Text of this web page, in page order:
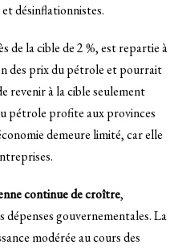
désinflationnistes.
de la cible de 2 %, est repartie à
des prix du pétrole et pourrait
revenir à la cible seulement
pétrole profite aux provinces
demeure limité, car elle
continue de croître,
gouvernementales. La
modérée au cours des